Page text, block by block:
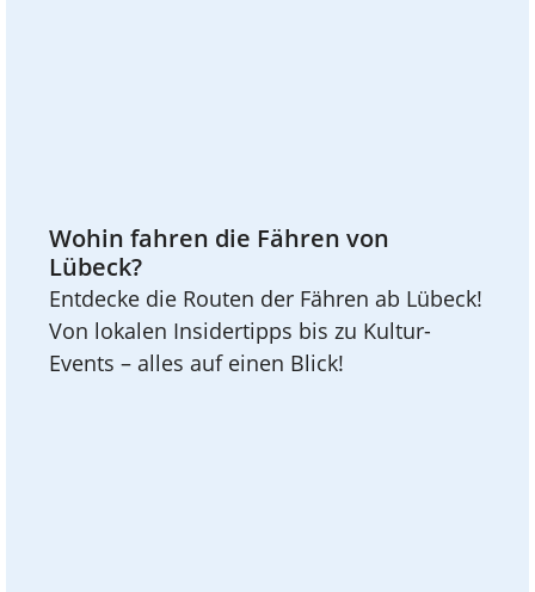
Wohin fahren die Fähren von
Lübeck?
Entdecke die Routen der Fähren ab Lübeck!
Von lokalen Insidertipps bis zu Kultur-
Events – alles auf einen Blick!